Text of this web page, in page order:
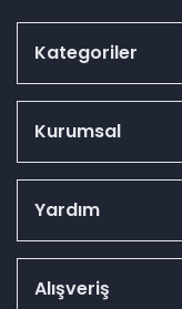
Kategoriler
Kurumsal
Yardım
Alışveriş